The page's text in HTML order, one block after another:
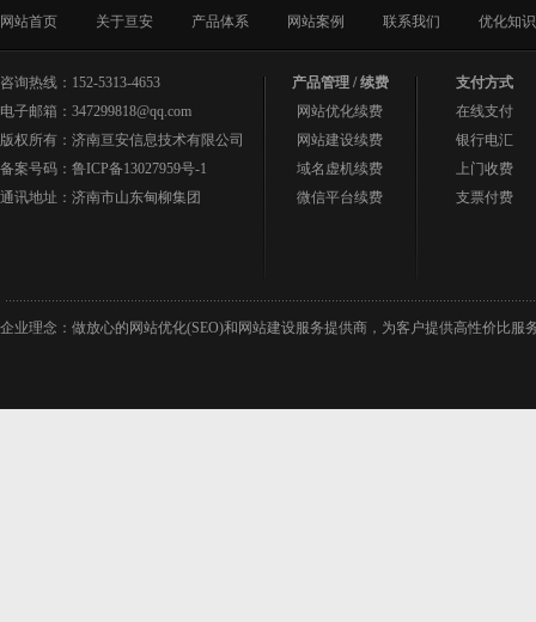
网站首页 关于亘安 产品体系 网站案例 联系我们 优化知识
咨询热线：152-5313-4653
电子邮箱：347299818@qq.com
版权所有：济南亘安信息技术有限公司
备案号码： 鲁ICP备13027959号-1
通讯地址：济南市山东甸柳集团
产品管理 / 续费
网站优化续费
网站建设续费
域名虚机续费
微信平台续费
支付方式
在线支付
银行电汇
上门收费
支票付费
企业理念：做放心的网站优化(SEO)和网站建设服务提供商，为客户提供高性价比服